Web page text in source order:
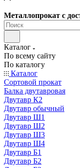
Металлопрокат с
Каталог
По всему сайту
По каталогу
Каталог
Сортовой прокат
Балка двутавровая
Двутавр К2
Двутавр обычный
Двутавр Ш1
Двутавр Ш2
Двутавр Ш3
Двутавр Ш4
Двутавр Б1
Двутавр Б2